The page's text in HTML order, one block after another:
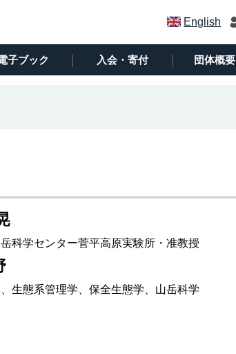
English
子ブック 入会・寄付 団体概要
科学センター菅平高原実験所・准教授
生態系管理学、保全生態学、山岳科学